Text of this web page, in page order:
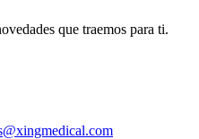
que traemos para ti.